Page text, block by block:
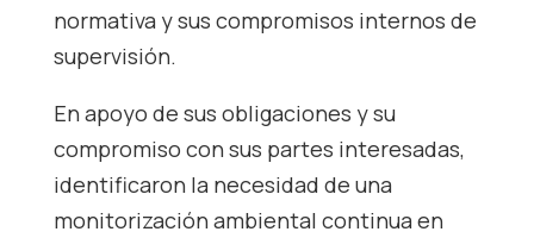
normativa y sus compromisos internos de
supervisión.
En apoyo de sus obligaciones y su
compromiso con sus partes interesadas,
identificaron la necesidad de una
monitorización ambiental continua en